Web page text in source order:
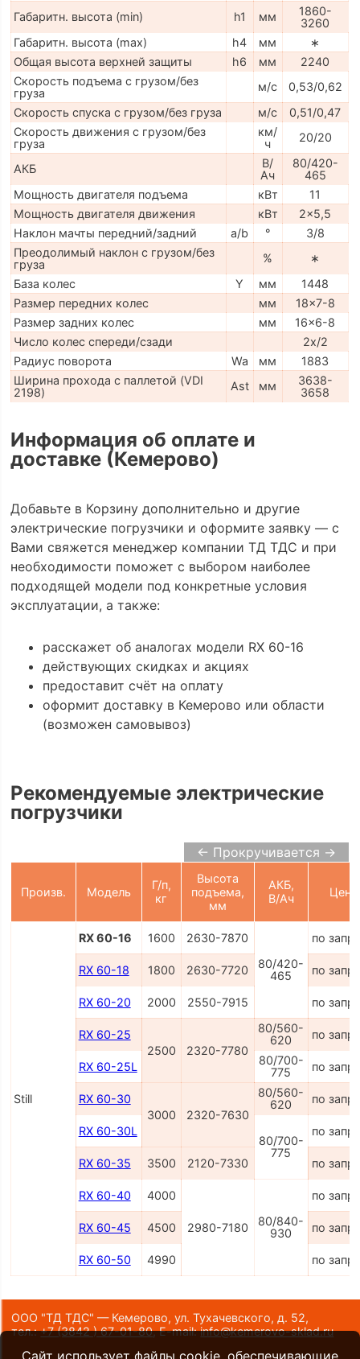
Габаритн. высота (min)
h1 мм
1860-
3260
Габаритн. высота (max)
h4 мм
∗
Общая высота верхней защиты
h6 мм
2240
Скорость подъема с грузом/без
груза
м/с
0,53/0,62
Скорость спуска с грузом/без груза
м/с
0,51/0,47
Скорость движения с грузом/без
груза
км/
ч
20/20
АКБ
В/
Ач
80/420-
465
Мощность двигателя подъема
кВт
11
Мощность двигателя движения
кВт
2x5,5
Наклон мачты передний/задний
a/b °
3/8
Преодолимый наклон с грузом/без
груза
%
∗
База колес
Y мм
1448
Размер передних колес
мм
18x7-8
Размер задних колес
мм
16x6-8
Число колес спереди/сзади
2x/2
Радиус поворота
Wa мм
1883
Ширина прохода с паллетой (VDI
2198)
Ast мм
3638-
3658
Информация об оплате и
доставке (Кемерово)
Добавьте в Корзину дополнительно и другие
электрические погрузчики и оформите заявку — с
Вами свяжется менеджер компании ТД ТДС и при
необходимости поможет с выбором наиболее
подходящей модели под конкретные условия
эксплуатации, а также:
расскажет об аналогах модели RX 60-16
действующих скидках и акциях
предоставит счёт на оплату
оформит доставку в Кемерово или области
(возможен самовывоз)
Рекомендуемые электрические
погрузчики
← Прокручивается →
Произв. Модель
Г/п,
кг
Высота
подъема,
мм
АКБ,
В/Ач
Цена
Still
RX 60-16 1600
2630-7870
80/420-
465
по
RX 60-18 1800 2630-7720 по
RX 60-20 2000 2550-7915 по
RX 60-25
2500
2320-7780
80/560-
620
по
RX 60-25L
80/700-
775
по
RX 60-30
3000
2320-7630
80/560-
620
по
RX 60-30L
80/700-
775
по
RX 60-35 3500 2120-7330 по
RX 60-40 4000
2980-7180
80/840-
930
по
RX 60-45 4500 по
RX 60-50 4990 по
ООО "ТД ТДС" — Кемерово, ул. Тухачевского, д. 52,
тел.:+7 (3842 ) 67-01-80,E-mail:info@kemerovo-sklad.ru
Сайт использует файлы cookie, обеспечивающие